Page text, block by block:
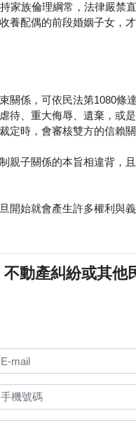
家族倫理綱常，法律嚴禁
養配偶的前段婚姻子女，
關係，可依民法第1080條
待、重大侮辱、遺棄，或
時，會審核雙方的信賴
親子關係的本旨相違背，
開始就會產生許多權利與
動產糾紛或其